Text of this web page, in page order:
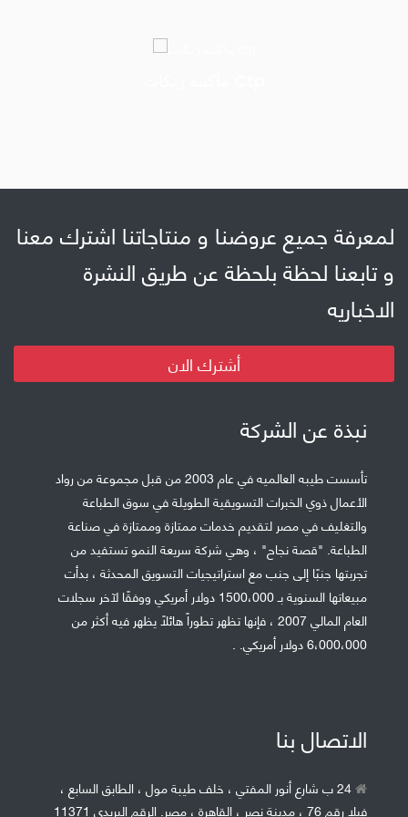
لمعرفة جميع عروضنا و منتاجاتنا اشترك معنا
و تابعنا لحظة بلحظة عن طريق النشرة
الاخباريه
أشترك الان
نبذة عن الشركة
تأسست طيبه العالميه في عام 2003 من قبل مجموعة من رواد
الأعمال ذوي الخبرات التسويقية الطويلة في سوق الطباعة
والتغليف في مصر لتقديم خدمات ممتازة وممتازة في صناعة
الطباعة. "قصة نجاح" ، وهي شركة سريعة النمو تستفيد من
تجربتها جنبًا إلى جنب مع استراتيجيات التسويق المحدثة ، بدأت
مبيعاتها السنوية بـ 1500،000 دولار أمريكي ووفقًا لآخر سجلات
العام المالي 2007 ، فإنها تظهر تطوراً هائلاً يظهر فيه أكثر من
6،000،000 دولار أمريكي. .
الاتصال بنا
24 ب شارع أنور المفتي ، خلف طيبة مول ، الطابق السابع ،
فيلا رقم 76 ، مدينة نصر ، القاهرة ، مصر. الرقم البريدى 11371